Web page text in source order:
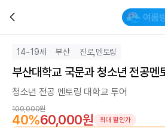
14~19세 부산 진로,멘토링
부산대학교 국문과 청소년 전공멘
청소년 전공 멘토링 대학교 투어
100,000원
40%60,000원 최대 할인가